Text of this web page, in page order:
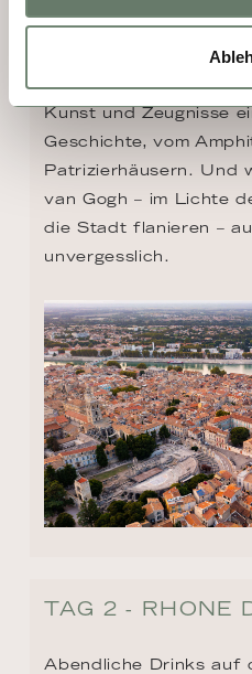
Diese Perle der
den schönsten
steht heute als
Kunst und Zeugnisse
Geschichte, vom
Patrizierhäusern. Und
van Gogh – im Lichte
die Stadt flanieren –
unvergesslich.
TAG 2 - RHONE
Abendliche Drinks auf